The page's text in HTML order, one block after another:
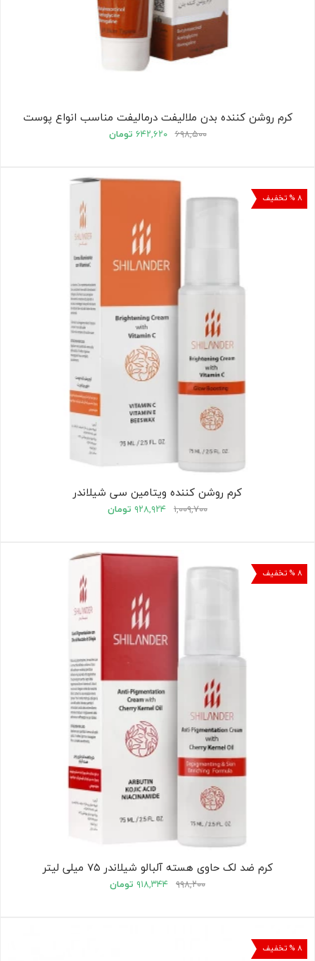
کرم روشن کننده بدن ملالیفت درمالیفت مناسب انواع پوست
۶۹۸,۵۰۰ ۶۴۲,۶۲۰ تومان
۸ % تخفیف
کرم روشن کننده ویتامین سی شیلاندر
۱,۰۰۹,۷۰۰ ۹۲۸,۹۲۴ تومان
۸ % تخفیف
کرم ضد لک حاوی هسته آلبالو شیلاندر ۷۵ میلی لیتر
۹۹۸,۲۰۰ ۹۱۸,۳۴۴ تومان
۸ % تخفیف